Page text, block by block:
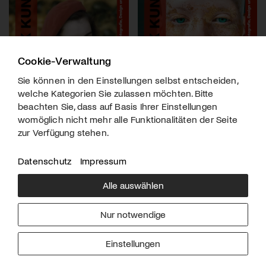
Über uns
Downloads
Werben
Impressum
Cookie-Verwaltung
Sie können in den Einstellungen selbst entscheiden,
welche Kategorien Sie zulassen möchten. Bitte
beachten Sie, dass auf Basis Ihrer Einstellungen
womöglich nicht mehr alle Funktionalitäten der Seite
zur Verfügung stehen.
Datenschutz Impressum
Alle auswählen
Nur notwendige
Einstellungen